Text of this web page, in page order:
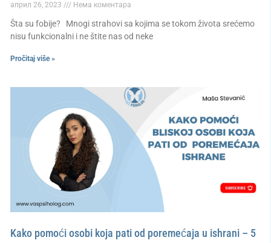
април 26, 2023 Нема коментара
Šta su fobije? Mnogi strahovi sa kojima se tokom života srećemo
nisu funkcionalni i ne štite nas od neke
Pročitaj više »
Kako pomoći osobi koja pati od poremećaja u ishrani – 5